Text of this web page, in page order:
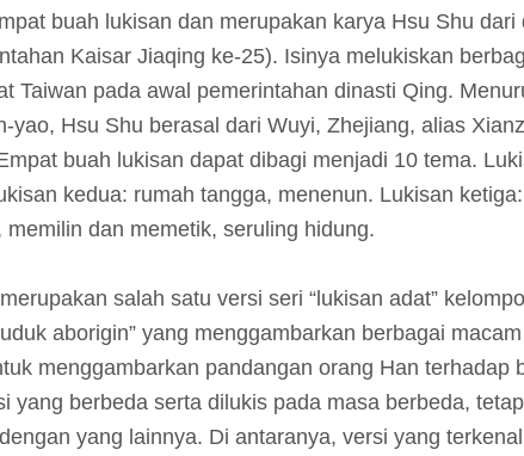
buah lukisan dan merupakan karya Hsu Shu
Kaisar Jiaqing ke-25). Isinya melukiskan
Taiwan pada awal pemerintahan dinasti Qing.
yao, Hsu Shu berasal dari Wuyi, Zhejiang, alias
buah lukisan dapat dibagi menjadi 10 tema.
kedua: rumah tangga, menenun. Lukisan
dan memetik, seruling hidung.
salah satu versi seri “lukisan adat”
aborigin” yang menggambarkan berbagai
menggambarkan pandangan orang Han terhadap
yang berbeda serta dilukis pada masa berbeda,
yang lainnya. Di antaranya, versi yang